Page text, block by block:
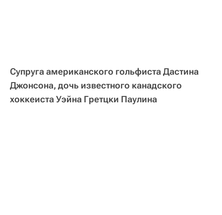
Супруга американского гольфиста Дастина
Джонсона, дочь известного канадского
хоккеиста Уэйна Гретцки Паулина